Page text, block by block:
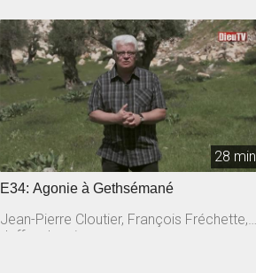
28 min
E34: Agonie à Gethsémané
Jean-Pierre Cloutier, François Fréchette,
Jeffrey Laurin